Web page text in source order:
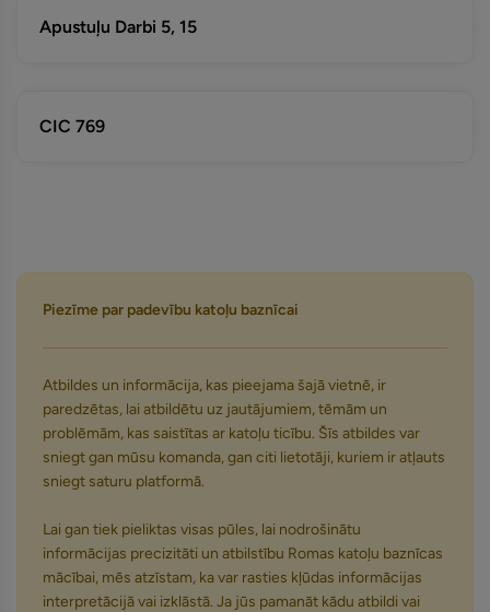
Apustuļu Darbi 5, 15
CIC 769
Piezīme par padevību katoļu baznīcai
Atbildes un informācija, kas pieejama šajā vietnē, ir
paredzētas, lai atbildētu uz jautājumiem, tēmām un
problēmām, kas saistītas ar katoļu ticību. Šīs atbildes var
sniegt gan mūsu komanda, gan citi lietotāji, kuriem ir atļauts
sniegt saturu platformā.
Lai gan tiek pieliktas visas pūles, lai nodrošinātu
informācijas precizitāti un atbilstību Romas katoļu baznīcas
mācībai, mēs atzīstam, ka var rasties kļūdas informācijas
interpretācijā vai izklāstā. Ja jūs pamanāt kādu atbildi vai